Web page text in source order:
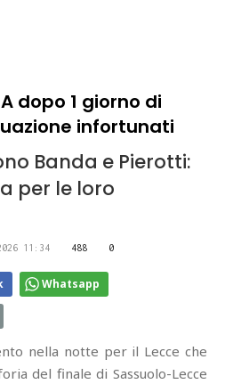
dopo 1 giorno di
infortunati
Banda e Pierotti:
per le loro
11:34 488 0
Whatsapp
nella notte per il Lecce che
del finale di Sassuolo-Lecce